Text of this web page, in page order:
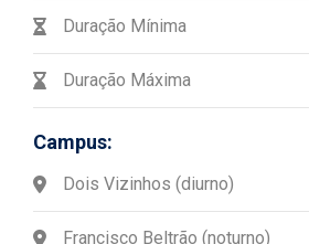
Duração Mínima
Duração Máxima
Campus:
Dois Vizinhos (diurno)
Francisco Beltrão (noturno)